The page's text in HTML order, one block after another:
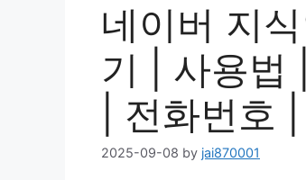
네이버 지
기 | 사용법
| 전화번호
2025-09-08 by jai870001